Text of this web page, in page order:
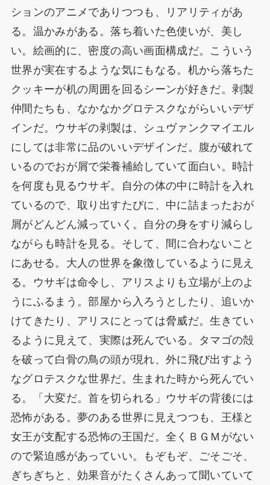
ションのアニメでありつつも、リアリティがあ
る。温かみがある。落ち着いた色使いが、美し
い。絵画的に、密度の高い画面構成だ。こういう
世界が実在するような気にもなる。机から落ちた
クッキーが机の周囲を回るシーンが好きだ。剥製
仲間たちも、なかなかグロテスクながらいいデザ
インだ。ウサギの剥製は、シュヴァンクマイエル
にしては非常に品のいいデザインだ。腹が破れて
いるのでおが屑で栄養補給していて面白い。時計
を何度も見るウサギ。自分の体の中に時計を入れ
ているので、取り出すたびに、中に詰まったおが
屑がどんどん減っていく。自分の身をすり減らし
ながらも時計を見る。そして、間に合わないこと
にあせる。大人の世界を象徴しているように見え
る。ウサギは命令し、アリスよりも立場が上のよ
うにふるまう。部屋から入ろうとしたり、追いか
けてきたり、アリスにとっては脅威だ。生きてい
るように見えて、実際は死んでいる。タマゴの殻
を破って白骨の鳥の頭が現れ、外に飛び出すよう
なグロテスクな世界だ。生まれた時から死んでい
る。「大変だ。首を切られる」ウサギの背後には
恐怖がある。夢のある世界に見えつつも、王様と
女王が支配する恐怖の王国だ。全くＢＧＭがない
ので緊迫感があっていい。もぞもぞ、ごそごそ、
ぎちぎちと、効果音がたくさんあって聞いていて